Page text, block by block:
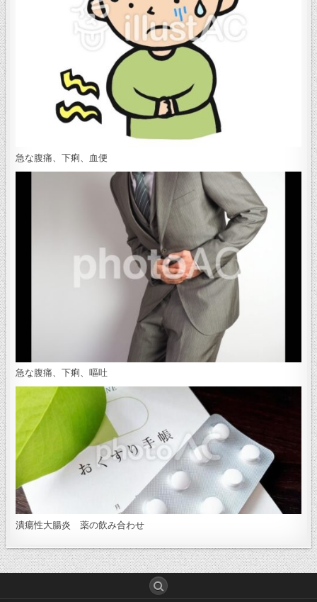
急な腹痛、下痢、血便
急な腹痛、下痢、嘔吐
潰瘍性大腸炎 薬の飲み合わせ